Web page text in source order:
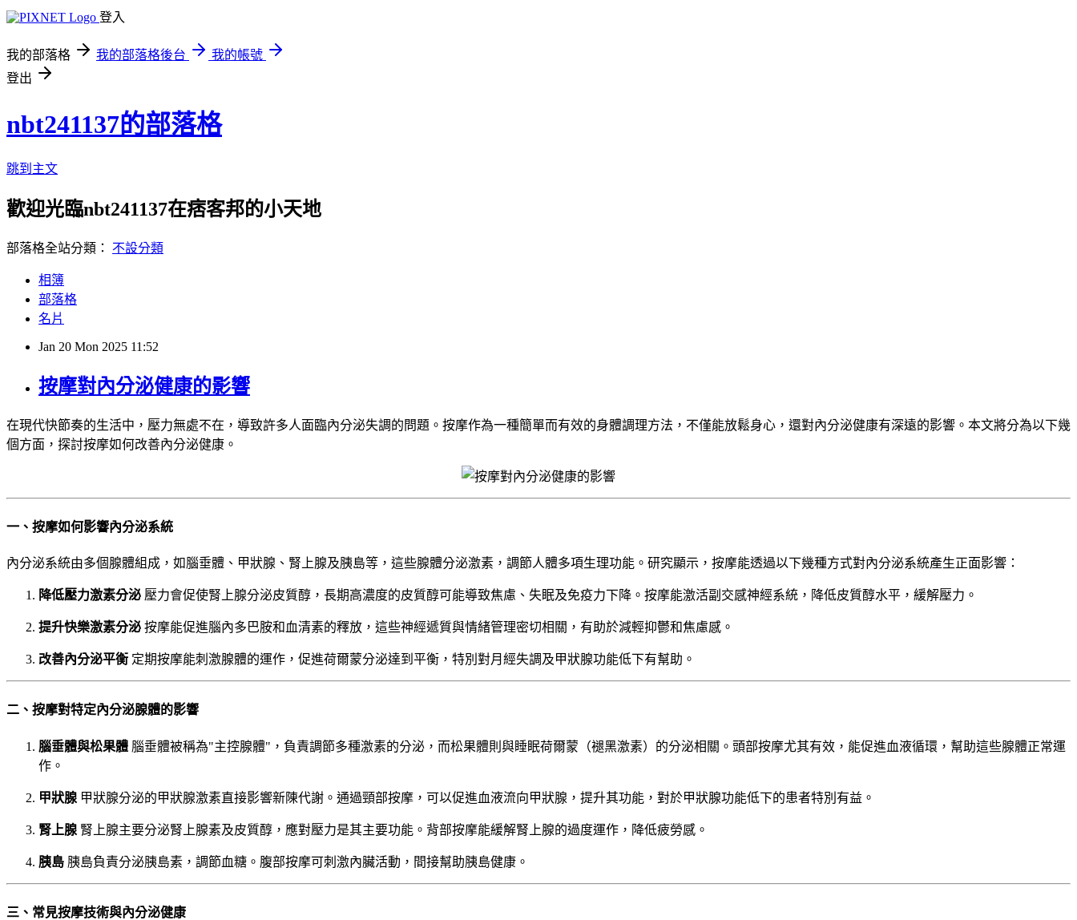
登入
我的部落格 我的部落格後台
我的帳號
登出
nbt241137的部落格
跳到主文
歡迎光臨nbt241137在痞客邦的小天地
部落格全站分類： 不設分類
相簿
部落格
名片
Jan 20 Mon 2025 11:52
按摩對內分泌健康的影響
在現代快節奏的生活中，壓力無處不在，導致許多人面臨內分泌失調的問題。按摩作為一種簡單而有效的身體調理方法，不僅能放鬆身心，還對內分泌健康有深遠的影響。本文將分為以下幾
個方面，探討按摩如何改善內分泌健康。
一、按摩如何影響內分泌系統
內分泌系統由多個腺體組成，如腦垂體、甲狀腺、腎上腺及胰島等，這些腺體分泌激素，調節人體多項生理功能。研究顯示，按摩能透過以下幾種方式對內分泌系統產生正面影響：
降低壓力激素分泌 壓力會促使腎上腺分泌皮質醇，長期高濃度的皮質醇可能導致焦慮、失眠及免疫力下降。按摩能激活副交感神經系統，降低皮質醇水平，緩解壓力。
提升快樂激素分泌 按摩能促進腦內多巴胺和血清素的釋放，這些神經遞質與情緒管理密切相關，有助於減輕抑鬱和焦慮感。
改善內分泌平衡 定期按摩能刺激腺體的運作，促進荷爾蒙分泌達到平衡，特別對月經失調及甲狀腺功能低下有幫助。
二、按摩對特定內分泌腺體的影響
腦垂體與松果體 腦垂體被稱為"主控腺體"，負責調節多種激素的分泌，而松果體則與睡眠荷爾蒙（褪黑激素）的分泌相關。頭部按摩尤其有效，能促進血液循環，幫助這些腺體正常運
作。
甲狀腺 甲狀腺分泌的甲狀腺激素直接影響新陳代謝。通過頸部按摩，可以促進血液流向甲狀腺，提升其功能，對於甲狀腺功能低下的患者特別有益。
腎上腺 腎上腺主要分泌腎上腺素及皮質醇，應對壓力是其主要功能。背部按摩能緩解腎上腺的過度運作，降低疲勞感。
胰島 胰島負責分泌胰島素，調節血糖。腹部按摩可刺激內臟活動，間接幫助胰島健康。
三、常見按摩技術與內分泌健康